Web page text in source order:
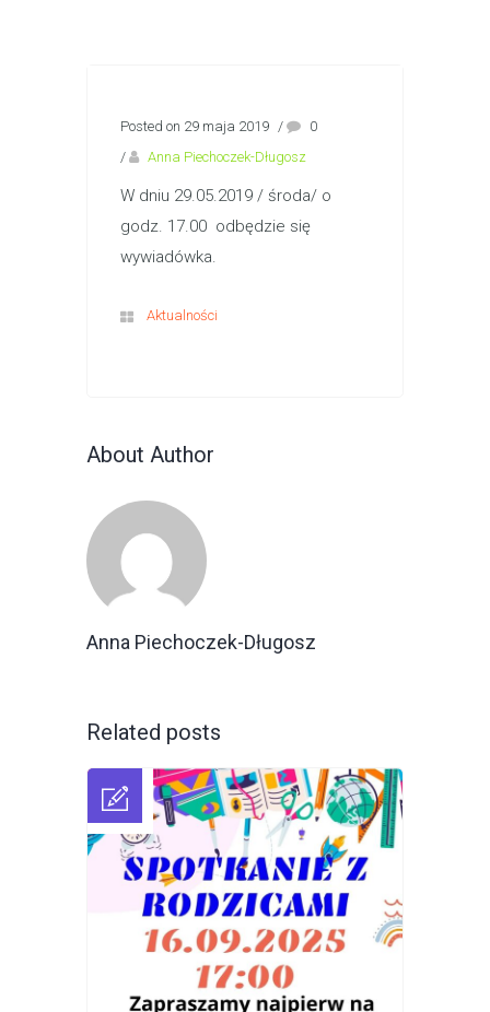
Posted on 29 maja 2019 /
0
/
Anna Piechoczek-Długosz
W dniu 29.05.2019 / środa/ o
godz. 17.00 odbędzie się
wywiadówka.
Aktualności
About Author
Anna Piechoczek-Długosz
Related posts